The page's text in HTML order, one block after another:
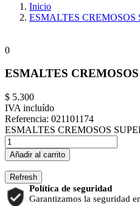
Inicio
ESMALTES
0
ESMALTES
$ 5.300
IVA incluído
Referencia: 021101174
ESMALTES CREMOSOS
Añadir al carrito
Política de seguridad
Garantizamos la seguridad